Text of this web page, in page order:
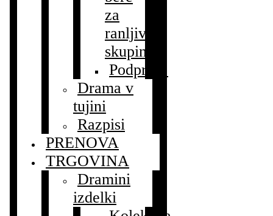
za
ranljive
skupine
Podprite!
Drama v
tujini
Razpisi
PRENOVA
TRGOVINA
Dramini
izdelki